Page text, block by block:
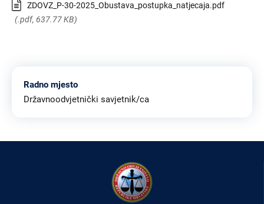
ZDOVZ_P-30-2025_Obustava_postupka_natjecaja.pdf
(.pdf, 637.77 KB)
Radno mjesto
Državnoodvjetnički savjetnik/ca